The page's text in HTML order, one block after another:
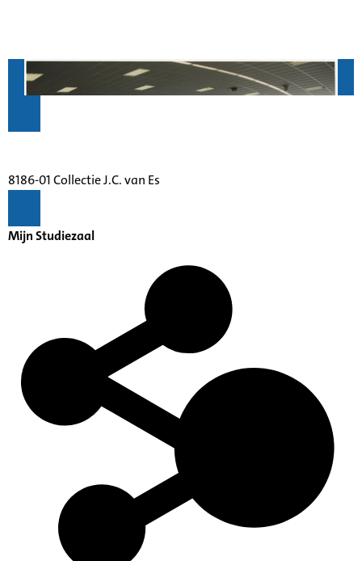
8186-01 Collectie J.C. van Es
Mijn Studiezaal